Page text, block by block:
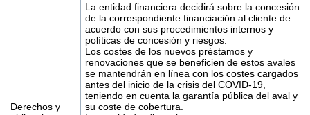
Derechos y
La entidad financiera decidirá sobre la concesión
de la correspondiente financiación al cliente de
acuerdo con sus procedimientos internos y
políticas de concesión y riesgos.
Los costes de los nuevos préstamos y
renovaciones que se beneficien de estos avales
se mantendrán en línea con los costes cargados
antes del inicio de la crisis del COVID-19,
teniendo en cuenta la garantía pública del aval y
su coste de cobertura.